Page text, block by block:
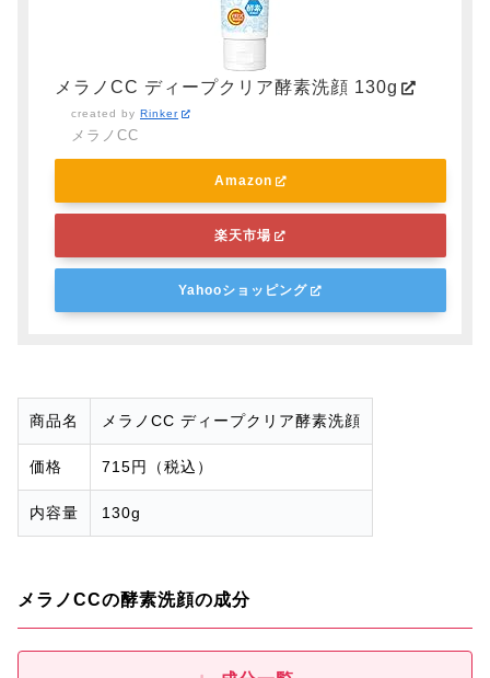
メラノCC ディープクリア酵素洗顔 130g
created by Rinker
メラノCC
Amazon
楽天市場
Yahooショッピング
商品名 メラノCC ディープクリア酵素洗顔
価格 715円（税込）
内容量 130g
メラノCCの酵素洗顔の成分